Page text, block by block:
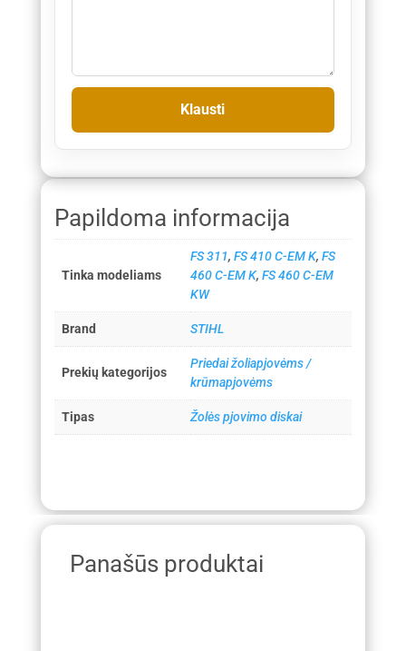
Papildoma informacija
Tinka modeliams
FS 311, FS 410 C-EM K, FS
460 C-EM K, FS 460 C-EM
KW
Brand STIHL
Prekių kategorijos
Priedai žoliapjovėms /
krūmapjovėms
Tipas Žolės pjovimo diskai
Panašūs produktai